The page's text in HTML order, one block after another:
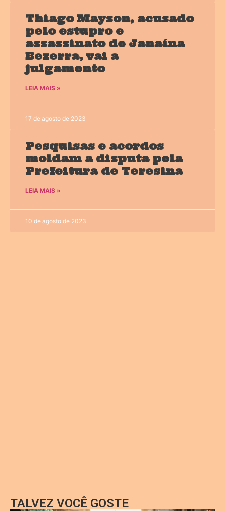
Thiago Mayson, acusado
pelo estupro e
assassinato de Janaína
Bezerra, vai a
julgamento
LEIA MAIS »
17 de agosto de 2023
Pesquisas e acordos
moldam a disputa pela
Prefeitura de Teresina
LEIA MAIS »
10 de agosto de 2023
TALVEZ VOCÊ GOSTE